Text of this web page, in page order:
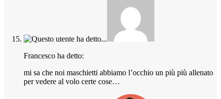
Francesco ha detto:
mi sa che noi maschietti abbiamo l’occhio un più più allenato
per vedere al volo certe cose…